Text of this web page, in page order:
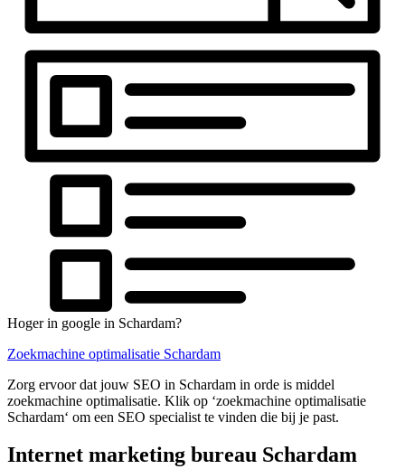
Hoger in google in Schardam?
Zoekmachine optimalisatie Schardam
Zorg ervoor dat jouw SEO in Schardam in orde is middel
zoekmachine optimalisatie. Klik op ‘zoekmachine optimalisatie
Schardam‘ om een SEO specialist te vinden die bij je past.
Internet marketing bureau Schardam